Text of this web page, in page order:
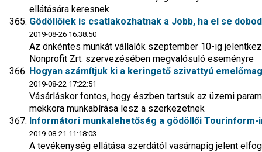
ellátására keresnek
Gödöllőiek is csatlakozhatnak a Jobb, ha el se
2019-08-26 16:38:50
Az önkéntes munkát vállalók szeptember 10-ig
Nonprofit Zrt. szervezésében megvalósuló eseményre
Hogyan számítjuk ki a keringető szivattyú
2019-08-22 17:22:51
Vásárláskor fontos, hogy észben tartsuk az üzemi
mekkora munkabírása lesz a szerkezetnek
Informátori munkalehetőség a gödöllői Tourinform-
2019-08-21 11:18:03
A tevékenység ellátása szerdától vasárnapig jelent